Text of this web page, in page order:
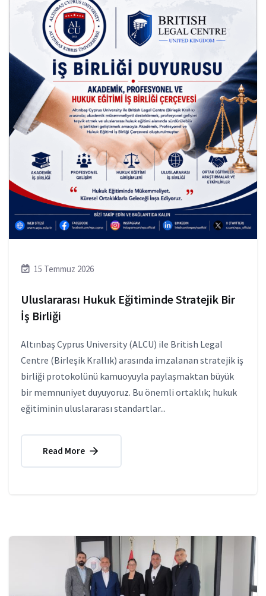
15 Temmuz 2026
Uluslararası Hukuk Eğitiminde Stratejik Bir
İş Birliği
Altınbaş Cyprus University (ALCU) ile British Legal
Centre (Birleşik Krallık) arasında imzalanan stratejik iş
birliği protokolünü kamuoyuyla paylaşmaktan büyük
bir memnuniyet duyuyoruz. Bu önemli ortaklık; hukuk
eğitiminin uluslararası standartlar...
Read More